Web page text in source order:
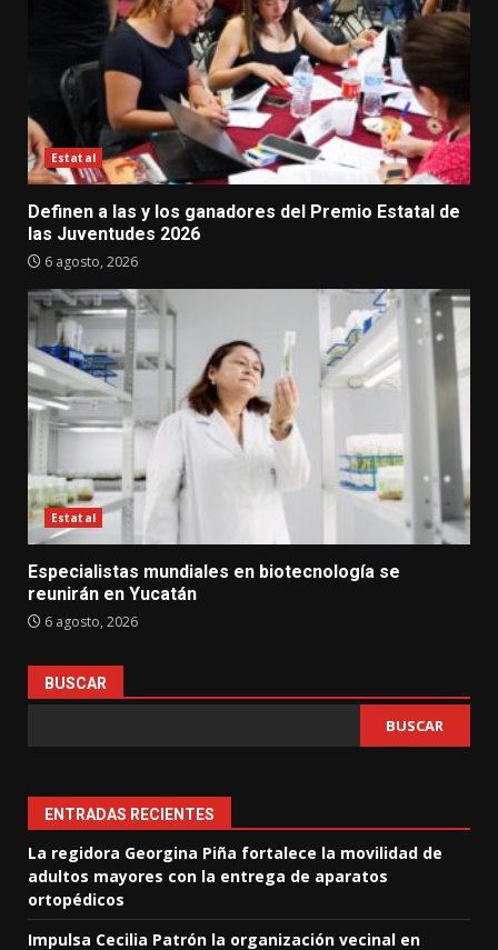
Estatal
Definen a las y los ganadores del Premio Estatal de
las Juventudes 2026
6 agosto, 2026
Estatal
Especialistas mundiales en biotecnología se
reunirán en Yucatán
6 agosto, 2026
BUSCAR
BUSCAR
ENTRADAS RECIENTES
La regidora Georgina Piña fortalece la movilidad de
adultos mayores con la entrega de aparatos
ortopédicos
Impulsa Cecilia Patrón la organización vecinal en